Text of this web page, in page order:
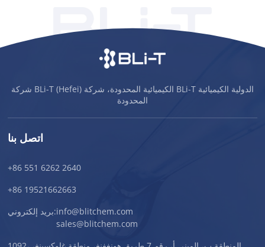
شركة BLi-T (Hefei) الكيميائية المحدودة، شركة BLi-T الدولية الكيميائية
المحدودة
اتصل بنا
+86 551 6262 2640
+86 19521662663
بريد إلكتروني:info@blitchem.com
sales@blitchem.com